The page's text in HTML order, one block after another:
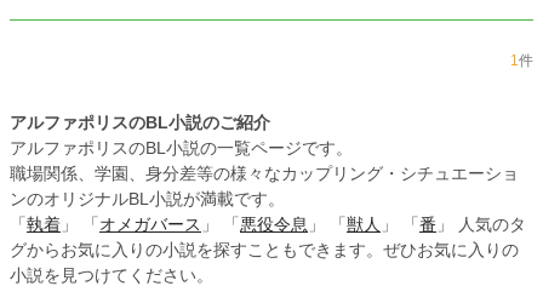
1件
アルファポリスのBL小説のご紹介
アルファポリスのBL小説の一覧ページです。
職場関係、学園、身分差等の様々なカップリング・シチュエーショ
ンのオリジナルBL小説が満載です。
「 執着 」 「 オメガバース 」 「 悪役令息 」 「 獣人 」 「 番 」 人気のタ
グからお気に入りの小説を探すこともできます。ぜひお気に入りの
小説を見つけてください。